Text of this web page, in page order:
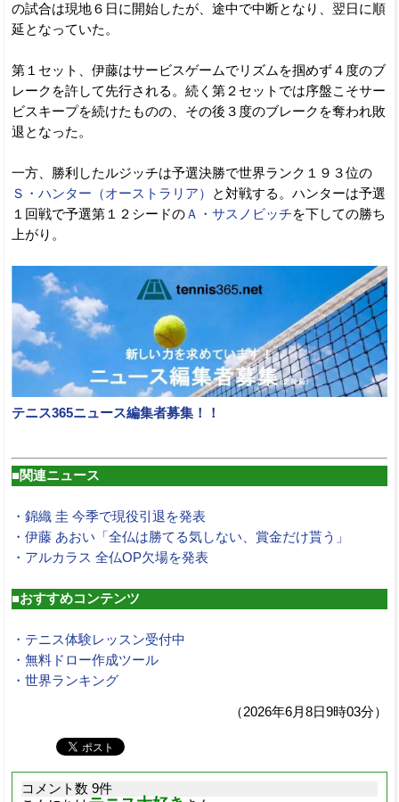
の試合は現地６日に開始したが、途中で中断となり、翌日に順
延となっていた。
第１セット、伊藤はサービスゲームでリズムを掴めず４度のブ
レークを許して先行される。続く第２セットでは序盤こそサー
ビスキープを続けたものの、その後３度のブレークを奪われ敗
退となった。
一方、勝利したルジッチは予選決勝で世界ランク１９３位の
Ｓ・ハンター（オーストラリア）
と対戦する。ハンターは予選
１回戦で予選第１２シードのＡ・サスノビッチを下しての勝ち
上がり。
テニス365ニュース編集者募集！！
■関連ニュース
・錦織 圭 今季で現役引退を発表
・伊藤 あおい「全仏は勝てる気しない、賞金だけ貰う」
・アルカラス 全仏OP欠場を発表
■おすすめコンテンツ
・テニス体験レッスン受付中
・無料ドロー作成ツール
・世界ランキング
（2026年6月8日9時03分）
コメント数 9件